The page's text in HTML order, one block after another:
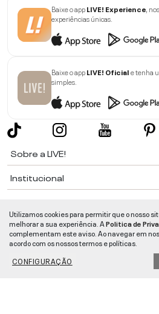
Baixe o appLIVE! Experience ,
experiências únicas.
Baixe o appLIVE! Oficiale tenha
simples.
Sobre a LIVE!
Institucional
Ajuda
Segurança e Qualidade
LIVE!©2026- TODOS OS DIREITOS
Utilizamos cookies para permitir que o nosso
melhorar a sua experiência. APolitica de
complementam este aviso. Ao navegar em
acordo com os nossos termos e políticas.
CONFIGURAÇÃO